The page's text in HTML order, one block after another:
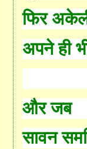
फिर
अपने ही
और जब
सावन